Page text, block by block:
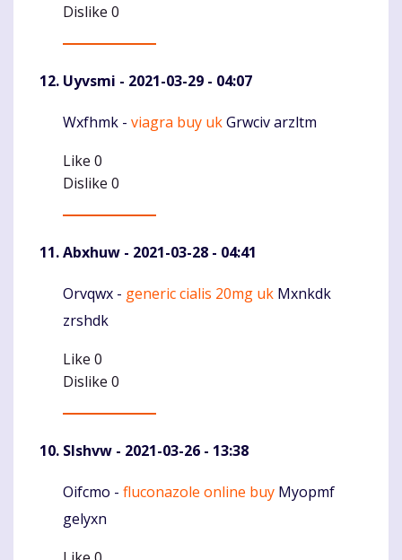
Dislike 0
Uyvsmi - 2021-03-29 - 04:07
Komentaras
Wxfhmk - viagra buy ukGrwciv arzltm
Like 0
Dislike 0
Abxhuw - 2021-03-28 - 04:41
Komentaras
Orvqwx - generic cialis 20mg uk Mxnkdk
zrshdk
Like 0
Dislike 0
Slshvw - 2021-03-26 - 13:38
Komentaras
Oifcmo - fluconazole online buy Myopmf
gelyxn